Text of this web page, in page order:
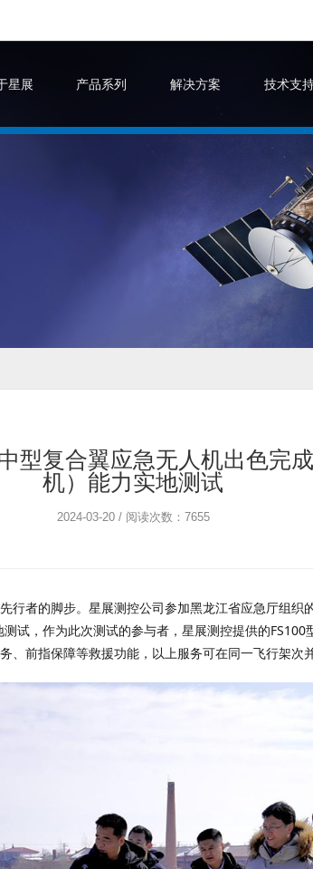
星展 产品系列 解决方案 技术支
机）能力实地测试
2024-03-20 / 阅读次数：7655
试，作为此次测试的参与者，星展测控提供的
前指保障等救援功能，以上服务可在同一飞行架次并